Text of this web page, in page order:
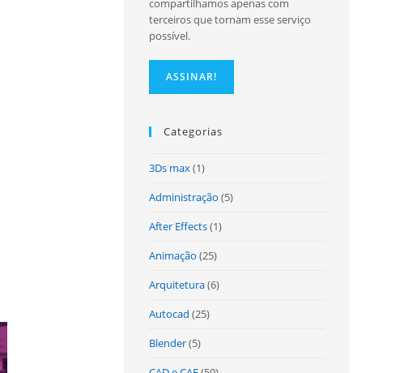
compartilhamos apenas com
terceiros que tornam esse serviço
possível.
Categorias
3Ds max(1)
Administração (5)
After Effects(1)
Animação (25)
Arquitetura(6)
Autocad (25)
Blender(5)